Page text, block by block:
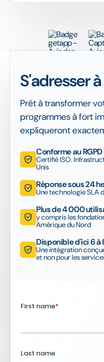
S'adresser
Prêt à transformer
programmes à fort
expliqueront
Conforme au
Certifié ISO.
Unis
Réponse sous 24
Une technologie SLA
Plus de 4 000
y compris les
Amérique du Nord
Disponible d'ici 6 à
Une intégration
et non pour les